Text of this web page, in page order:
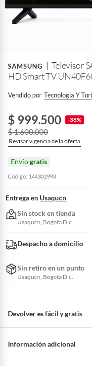
SAMSUNG
Televisor
HD Smart TV
Vendido por Tecnologia Y
$ 999.500 -38%
$ 1.600.000
Revisar vigencia de la oferta
Envíogratis
Código: 144302993
Entrega en Usaqucn
Sin stock en tienda
Usaqucn, Bogota D.c.
Despacho a domicilio
Sin retiro en un punto
Usaqucn, Bogota D.c.
Devolver es fácil y gratis
en todo momento. Por eso,
Información adicional